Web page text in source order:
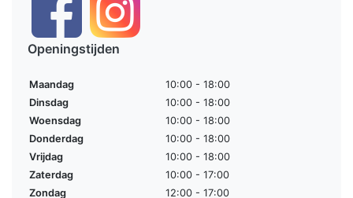
Openingstijden
Maandag
10:00 - 18:00
Dinsdag
10:00 - 18:00
Woensdag
10:00 - 18:00
Donderdag
10:00 - 18:00
Vrijdag
10:00 - 18:00
Zaterdag
10:00 - 17:00
Zondag
12:00 - 17:00